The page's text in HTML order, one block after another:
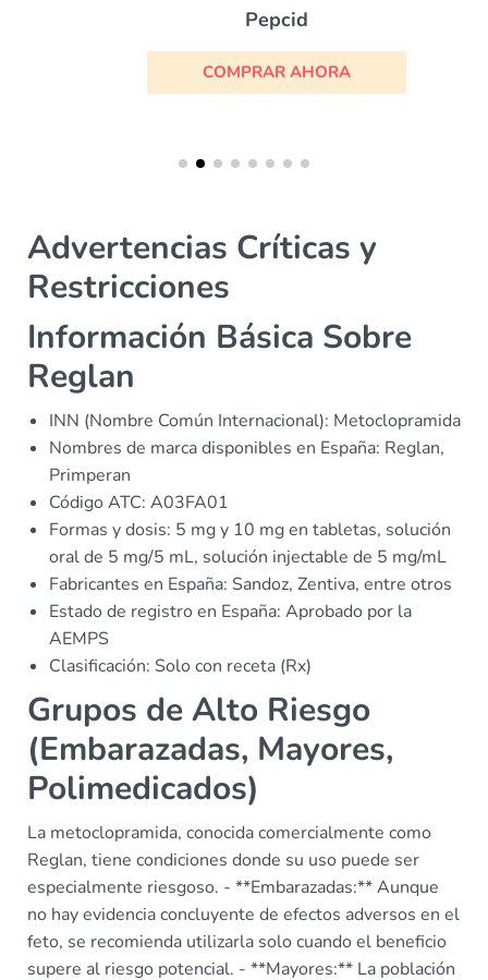
Pepcid
COMPRAR AHORA
Advertencias Críticas y
Restricciones
Información Básica Sobre
Reglan
INN (Nombre Común Internacional): Metoclopramida
Nombres de marca disponibles en España: Reglan,
Primperan
Código ATC: A03FA01
Formas y dosis: 5 mg y 10 mg en tabletas, solución
oral de 5 mg/5 mL, solución injectable de 5 mg/mL
Fabricantes en España: Sandoz, Zentiva, entre otros
Estado de registro en España: Aprobado por la
AEMPS
Clasificación: Solo con receta (Rx)
Grupos de Alto Riesgo
(Embarazadas, Mayores,
Polimedicados)
La metoclopramida, conocida comercialmente como
Reglan, tiene condiciones donde su uso puede ser
especialmente riesgoso. - **Embarazadas:** Aunque
no hay evidencia concluyente de efectos adversos en el
feto, se recomienda utilizarla solo cuando el beneficio
supere al riesgo potencial. - **Mayores:** La población